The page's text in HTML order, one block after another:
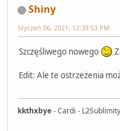
Shiny
Styczeń 06, 2021, 12:39:53 PM
Szczęśliwego nowego
Edit: Ale te ostrzeżenia
kkthxbye- Cardi -